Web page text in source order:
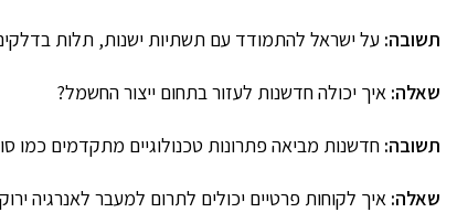
תשובה: על ישראל להתמודד עם תשתיות ישנות, תלות
שאלה: איך יכולה חדשנות לעזור בתחום ייצור החשמל?
תשובה: חדשנות מביאה פתרונות טכנולוגיים מתקדמים כמו
שאלה: איך לקוחות פרטיים יכולים לתרום למעבר לאנרגיה